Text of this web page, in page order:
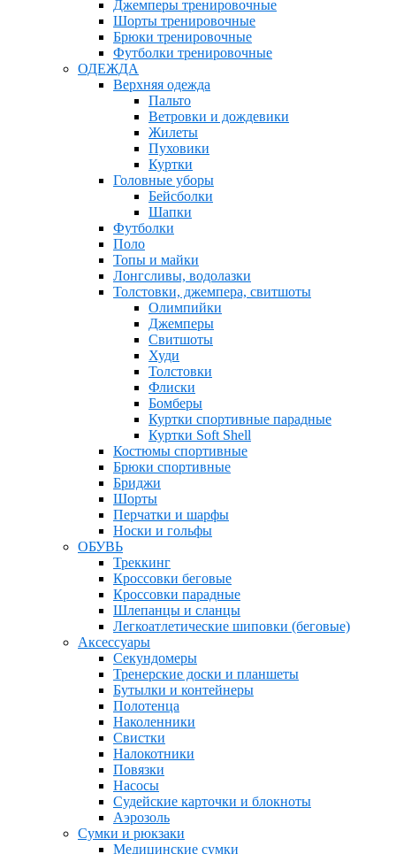
Джемперы тренировочные
Шорты тренировочные
Брюки тренировочные
Футболки тренировочные
ОДЕЖДА
Верхняя одежда
Пальто
Ветровки и дождевики
Жилеты
Пуховики
Куртки
Головные уборы
Бейсболки
Шапки
Футболки
Поло
Топы и майки
Лонгсливы, водолазки
Толстовки, джемпера, свитшоты
Олимпийки
Джемперы
Свитшоты
Худи
Толстовки
Флиски
Бомберы
Куртки спортивные парадные
Куртки Soft Shell
Костюмы спортивные
Брюки спортивные
Бриджи
Шорты
Перчатки и шарфы
Носки и гольфы
ОБУВЬ
Треккинг
Кроссовки беговые
Кроссовки парадные
Шлепанцы и сланцы
Легкоатлетические шиповки (беговые)
Аксессуары
Секундомеры
Тренерские доски и планшеты
Бутылки и контейнеры
Полотенца
Наколенники
Свистки
Налокотники
Повязки
Насосы
Судейские карточки и блокноты
Аэрозоль
Сумки и рюкзаки
Медицинские сумки